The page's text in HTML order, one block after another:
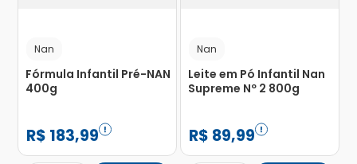
Nan
Fórmula Infantil Pré-NAN
400g
R$ 183,99
Nan
Leite em Pó Infantil Nan
Supreme Nº 2 800g
R$ 89,99